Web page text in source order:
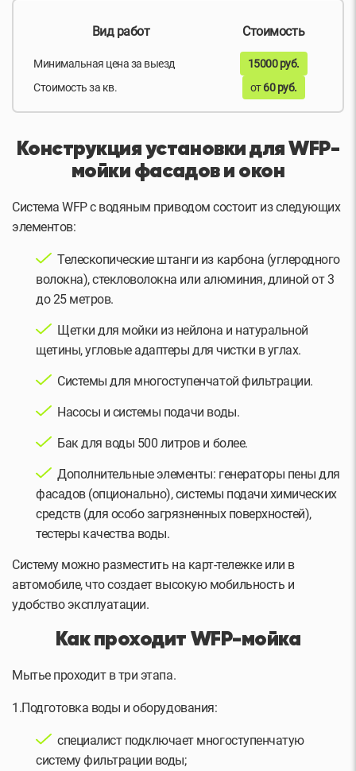
Вид работ
Минимальная цена за выезд
Стоимость за кв.
Стоимость
15000 руб.
от60 руб.
Конструкция установки для WFP-
мойки фасадов и окон
Система WFP с водяным приводом состоит из следующих
элементов:
Телескопические штанги из карбона (углеродного
волокна), стекловолокна или алюминия, длиной от 3
до 25 метров.
Щетки для мойки из нейлона и натуральной
щетины, угловые адаптеры для чистки в углах.
Системы для многоступенчатой фильтрации.
Насосы и системы подачи воды.
Бак для воды 500 литров и более.
Дополнительные элементы: генераторы пены для
фасадов (опционально), системы подачи химических
средств (для особо загрязненных поверхностей),
тестеры качества воды.
Систему можно разместить на карт-тележке или в
автомобиле, что создает высокую мобильность и
удобство эксплуатации.
Как проходит WFP-мойка
Мытье проходит в три этапа.
1.Подготовка воды и оборудования:
специалист подключает многоступенчатую
систему фильтрации воды;